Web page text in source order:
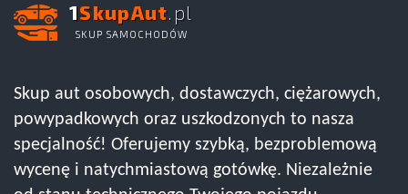
1SkupAut.pl
SKUP SAMOCHODÓW
Skup aut osobowych, dostawczych, ciężarowych,
powypadkowych oraz uszkodzonych to nasza
specjalność! Oferujemy szybką, bezproblemową
wycenę i natychmiastową gotówkę. Niezależnie